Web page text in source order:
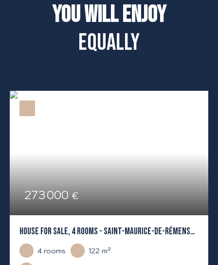
You will enjoy
equally
273 000€
HOUSE FOR SALE, 4 ROOMS - SAINT-MAURICE-DE-RÉMENS
01500 4rooms 122m²